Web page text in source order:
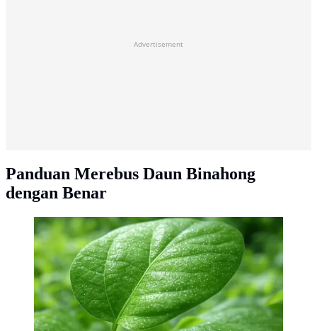
Advertisement
Panduan Merebus Daun Binahong
dengan Benar